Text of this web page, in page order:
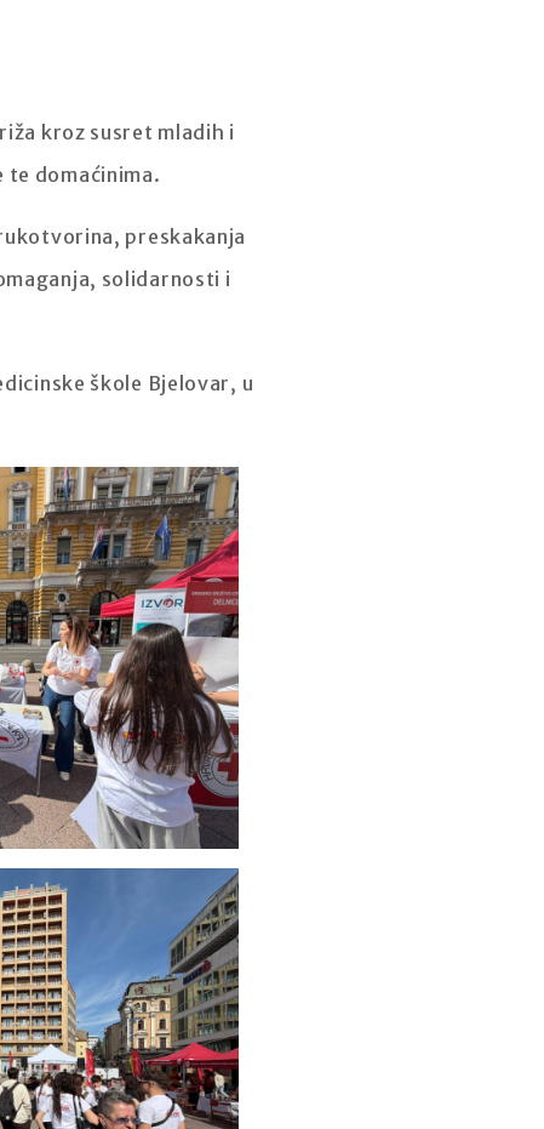
kroz susret mladih i
domaćinima.
preskakanja
solidarnosti i
škole Bjelovar, u